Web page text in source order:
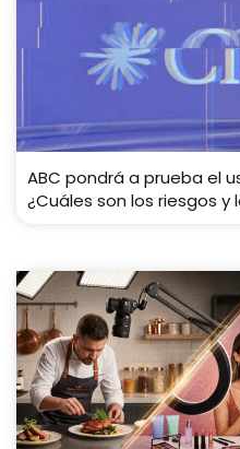
ABC pondrá a prueba el
¿Cuáles son los riesgos y